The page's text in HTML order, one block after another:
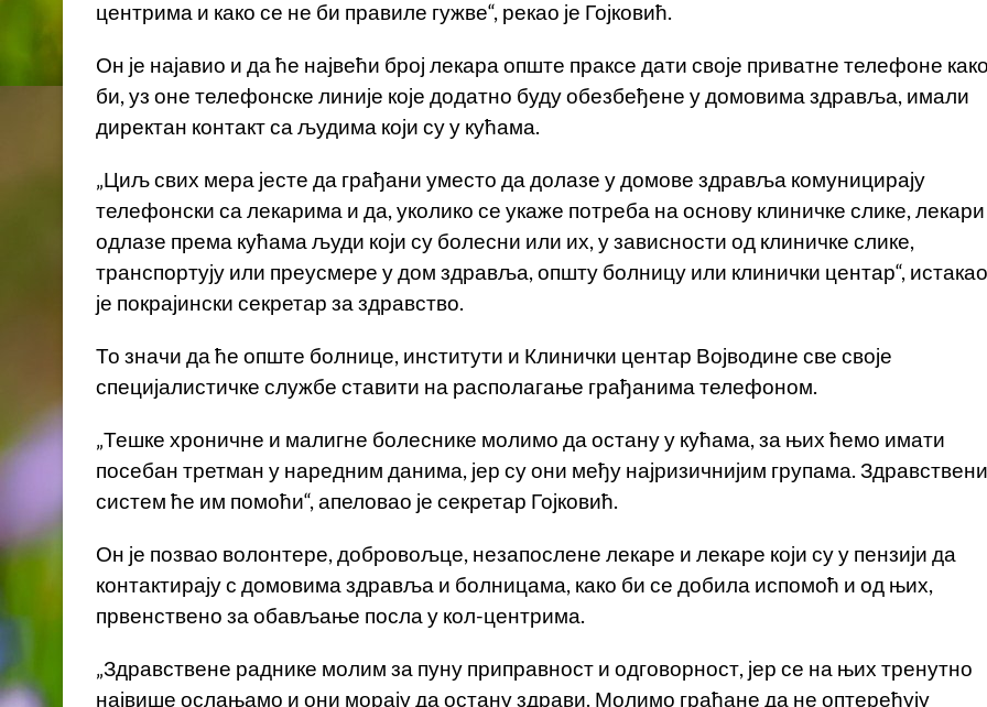
центрима и како се не би правиле гужве“, рекао је Гојковић.
Он је најавио и да ће највећи број лекара опште праксе дати своје приватне телефоне
би, уз оне телефонске линије које додатно буду обезбеђене у домовима здравља, имали
директан контакт са људима који су у кућама.
„Циљ свих мера јесте да грађани уместо да долазе у домове здравља комуницирају
телефонски са лекарима и да, уколико се укаже потреба на основу клиничке слике, лекари
одлазе према кућама људи који су болесни или их, у зависности од клиничке слике,
транспортују или преусмере у дом здравља, општу болницу или клинички центар“, истакао
је покрајински секретар за здравство.
То значи да ће опште болнице, институти и Клинички центар Војводине све своје
специјалистичке службе ставити на располагање грађанима телефоном.
„Тешке хроничне и малигне болеснике молимо да остану у кућама, за њих ћемо имати
посебан третман у наредним данима, јер су они међу најризичнијим групама. Здравствени
систем ће им помоћи“, апеловао је секретар Гојковић.
Он је позвао волонтере, добровољце, незапослене лекаре и лекаре који су у пензији да
контактирају с домовима здравља и болницама, како би се добила испомоћ и од њих,
првенствено за обављање посла у кол-центрима.
„Здравствене раднике молим за пуну приправност и одговорност, јер се на њих тренутно
највише ослањамо и они морају да остану здрави. Молимо грађане да не оптерећују